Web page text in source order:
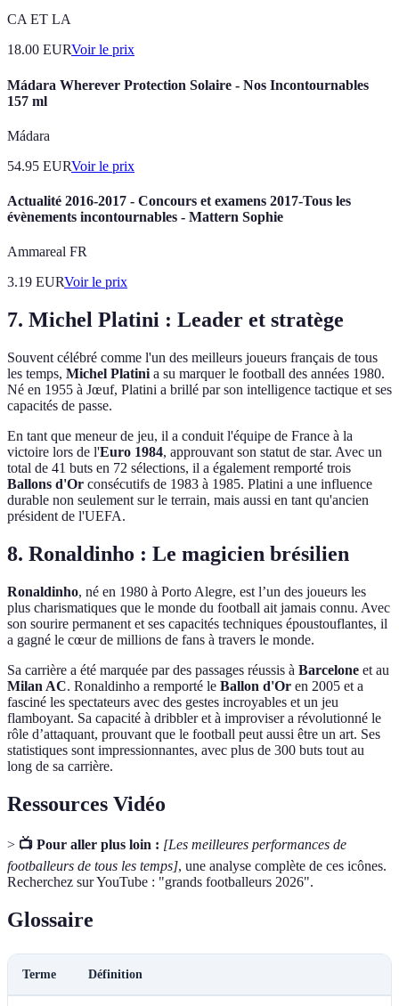
CA ET LA
18.00 EURVoir le prix
Mádara Wherever Protection Solaire - Nos Incontournables
157 ml
Mádara
54.95 EURVoir le prix
Actualité 2016-2017 - Concours et examens 2017-Tous les
évènements incontournables - Mattern Sophie
Ammareal FR
3.19 EURVoir le prix
7. Michel Platini : Leader et stratège
Souvent célébré comme l'un des meilleurs joueurs français de tous
les temps, Michel Platini a su marquer le football des années 1980.
Né en 1955 à Jœuf, Platini a brillé par son intelligence tactique et ses
capacités de passe.
En tant que meneur de jeu, il a conduit l'équipe de France à la
victoire lors de l'Euro 1984, approuvant son statut de star. Avec un
total de 41 buts en 72 sélections, il a également remporté trois
Ballons d'Or consécutifs de 1983 à 1985. Platini a une influence
durable non seulement sur le terrain, mais aussi en tant qu'ancien
président de l'UEFA.
8. Ronaldinho : Le magicien brésilien
Ronaldinho, né en 1980 à Porto Alegre, est l’un des joueurs les
plus charismatiques que le monde du football ait jamais connu. Avec
son sourire permanent et ses capacités techniques époustouflantes, il
a gagné le cœur de millions de fans à travers le monde.
Sa carrière a été marquée par des passages réussis à Barcelone et au
Milan AC. Ronaldinho a remporté le Ballon d'Or en 2005 et a
fasciné les spectateurs avec des gestes incroyables et un jeu
flamboyant. Sa capacité à dribbler et à improviser a révolutionné le
rôle d’attaquant, prouvant que le football peut aussi être un art. Ses
statistiques sont impressionnantes, avec plus de 300 buts tout au
long de sa carrière.
Ressources Vidéo
> 📺 Pour aller plus loin : [Les meilleures performances de
footballeurs de tous les temps], une analyse complète de ces icônes.
Recherchez sur YouTube : "grands footballeurs 2026".
Glossaire
Terme Définition